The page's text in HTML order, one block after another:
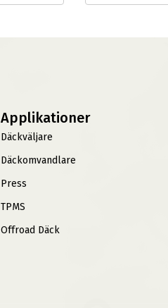
Applikationer
Däckväljare
Däckomvandlare
Press
TPMS
Offroad Däck